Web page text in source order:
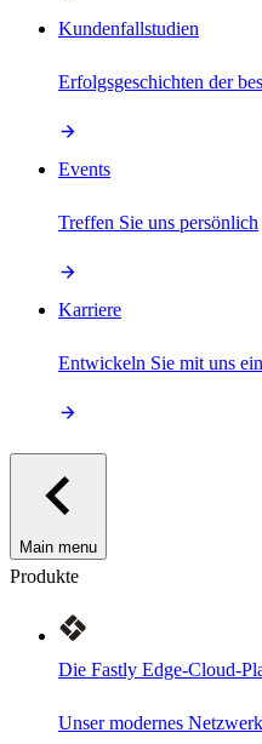
Kundenfallstudien
Erfolgsgeschichten der
Events
Treffen Sie uns persönlich
Karriere
Entwickeln Sie mit uns
Main menu
Produkte
Die Fastly Edge-Cloud-
Unser modernes